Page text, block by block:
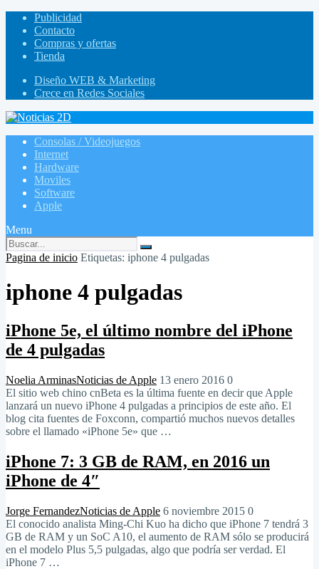
Publicidad
Contacto
Compras y ofertas
Tienda
Diseño WEB & Marketing
Crece en Redes Sociales
Consolas / Videojuegos
Internet
Hardware
Moviles
Software
Apple
Menu
Pagina de inicio Etiquetas: iphone 4 pulgadas
iphone 4 pulgadas
iPhone 5e, el último nombre del iPhone
de 4 pulgadas
Noelia ArminasNoticias de Apple 13 enero 2016 0
El sitio web chino cnBeta es la última fuente en decir que Apple
lanzará un nuevo iPhone 4 pulgadas a principios de este año. El
blog cita fuentes de Foxconn, compartió muchos nuevos detalles
sobre el llamado «iPhone 5e» que …
iPhone 7: 3 GB de RAM, en 2016 un
iPhone de 4″
Jorge FernandezNoticias de Apple 6 noviembre 2015 0
El conocido analista Ming-Chi Kuo ha dicho que iPhone 7 tendrá 3
GB de RAM y un SoC A10, el aumento de RAM sólo se producirá
en el modelo Plus 5,5 pulgadas, algo que podría ser verdad. El
iPhone 7 …